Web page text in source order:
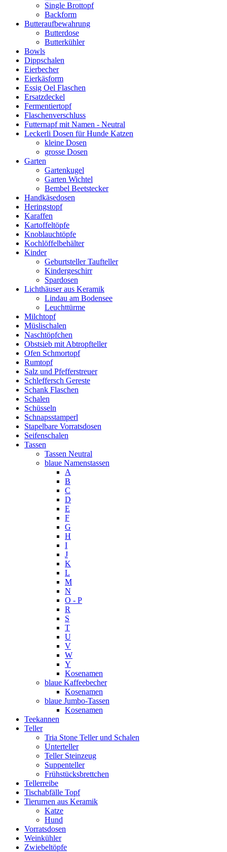
Single Brottopf
Backform
Butteraufbewahrung
Butterdose
Butterkühler
Bowls
Dippschalen
Eierbecher
Eierkäsform
Essig Oel Flaschen
Ersatzdeckel
Fermentiertopf
Flaschenverschluss
Futternapf mit Namen - Neutral
Leckerli Dosen für Hunde Katzen
kleine Dosen
grosse Dosen
Garten
Gartenkugel
Garten Wichtel
Bembel Beetstecker
Handkäsedosen
Heringstopf
Karaffen
Kartoffeltöpfe
Knoblauchtöpfe
Kochlöffelbehälter
Kinder
Geburtsteller Taufteller
Kindergeschirr
Spardosen
Lichthäuser aus Keramik
Lindau am Bodensee
Leuchttürme
Milchtopf
Müslischalen
Naschtöpfchen
Obstsieb mit Abtropfteller
Ofen Schmortopf
Rumtopf
Salz und Pfefferstreuer
Schleffersch Gereste
Schank Flaschen
Schalen
Schüsseln
Schnapsstamperl
Stapelbare Vorratsdosen
Seifenschalen
Tassen
Tassen Neutral
blaue Namenstassen
A
B
C
D
E
F
G
H
I
J
K
L
M
N
O - P
R
S
T
U
V
W
Y
Kosenamen
blaue Kaffeebecher
Kosenamen
blaue Jumbo-Tassen
Kosenamen
Teekannen
Teller
Tria Stone Teller und Schalen
Unterteller
Teller Steinzeug
Suppenteller
Frühstücksbrettchen
Tellerreibe
Tischabfälle Topf
Tierurnen aus Keramik
Katze
Hund
Vorratsdosen
Weinkühler
Zwiebeltöpfe